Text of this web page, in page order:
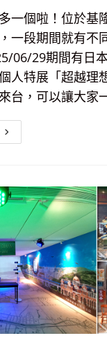
與
景
紹
一個啦！位於基
一段期間就有不
06/29期間有日
人特展「超越理
台，可以讓大家
【基
館-
術
小